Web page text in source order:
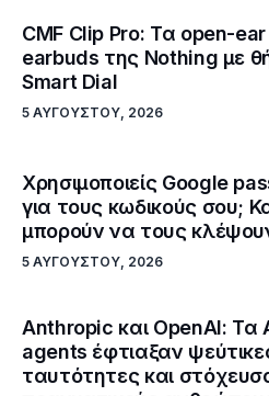
CMF Clip Pro: Τα open-ear
earbuds της Nothing με
Smart Dial
5 ΑΥΓΟΎΣΤΟΥ, 2026
Χρησιμοποιείς Google
για τους κωδικούς σου;
μπορούν να τους
5 ΑΥΓΟΎΣΤΟΥ, 2026
Anthropic και OpenAI: Τα
agents έφτιαξαν
ταυτότητες και